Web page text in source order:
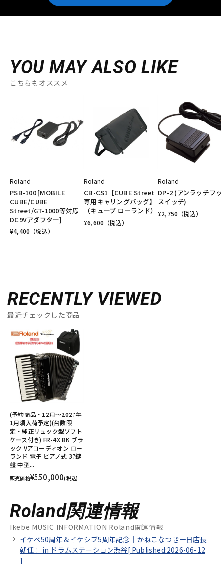
YOU MAY ALSO LIKE
こちらもオススメ
Roland
PSB-100 [MOBILE
CUBE/CUBE
Street/GT-1000等対応
DC9Vアダプター]
¥4,400 （税込）
Roland
CB-CS1【CUBE Street
専用キャリングバッグ】
（キューブ ローランド）
¥6,600 （税込）
Roland
DP-2 (アンラッチフ
スイッチ)
¥2,750 （税込）
RECENTLY VIEWED
最近チェックした商品
(予約商品・12月～2027年
1月頃入荷予定)(台数限
定・純正リュック型ソフト
ケース付き) FR-4X BK ブラ
ック Vアコーディオン ロー
ランド 電子 ピアノ式 37鍵
盤 中型...
販売価格¥550,000(税込)
Roland関連情報
Ikebe MUSIC INFORMATION Roland関連情報
イケベ50周年＆イケシブ5周年記念｜かねこなつき一日店長
就任！ in ドラムステーション渋谷[ Published:2026-06-12
]